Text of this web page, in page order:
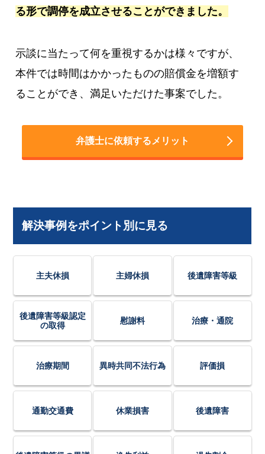
る形で調停を成立させることができました。
示談に当たって何を重視するかは様々ですが、
本件では時間はかかったものの賠償金を増額す
ることができ、満足いただけた事案でした。
弁護士に依頼するメリット
解決事例をポイント別に見る
主夫休損 主婦休損 後遺障害等級
後遺障害等級認定
の取得
慰謝料 治療・通院
治療期間 異時共同不法行為 評価損
通勤交通費 休業損害 後遺障害